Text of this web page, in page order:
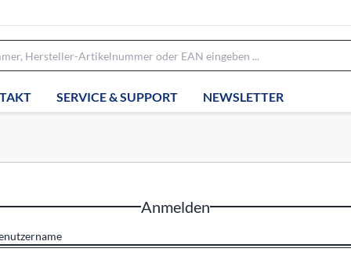
SERVICE & SUPPORT NEWSLETTER
Anmelden